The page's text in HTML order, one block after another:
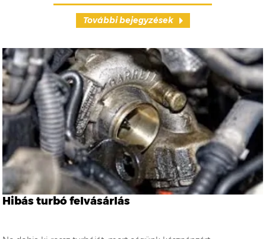
További bejegyzések
Hibás turbó felvásárlás